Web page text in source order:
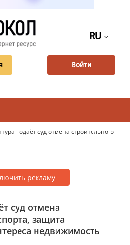
RU
Войти
подаёт суд отмена строительного
рекламу
суд отмена
защита
недвижимость